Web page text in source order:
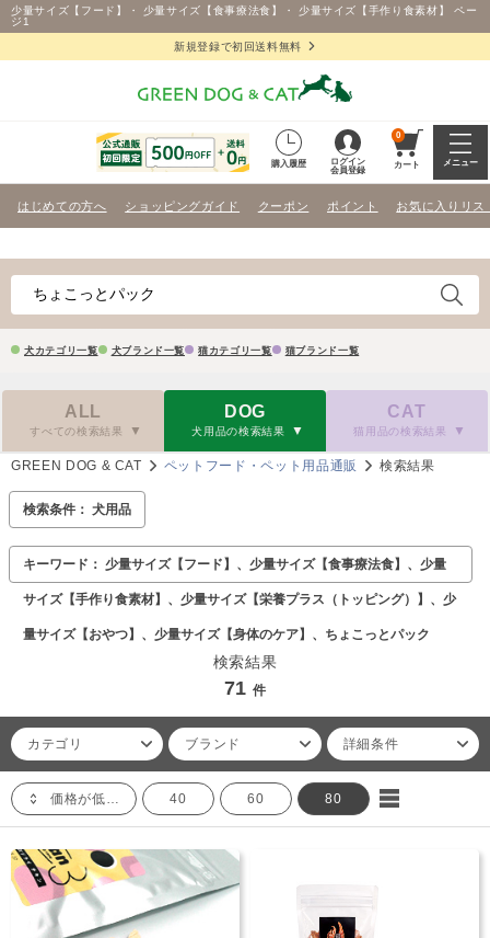
少量サイズ【フード】・ 少量サイズ【食事療法食】・ 少量サイズ【手作り食素材】 ペー
ジ1
新規登録で初回送料無料
購入履歴
ログイン
会員登録
0
カート メニュー
はじめての方へ ショッピングガイド クーポン ポイント お気に入りリス
犬カテゴリ一覧 犬ブランド一覧 猫カテゴリ一覧 猫ブランド一覧
ALL
すべての検索結果
DOG
犬用品の検索結果
CAT
猫用品の検索結果
GREEN DOG & CAT ペットフード・ペット用品通販 検索結果
検索条件： 犬用品
キーワード： 少量サイズ【フード】、少量サイズ【食事療法食】、少量
サイズ【手作り食素材】、少量サイズ【栄養プラス（トッピング）】、少
量サイズ【おやつ】、少量サイズ【身体のケア】、ちょこっとパック
検索結果
71 件
カテゴリ ブランド 詳細条件
価格が低い順 40 60 80